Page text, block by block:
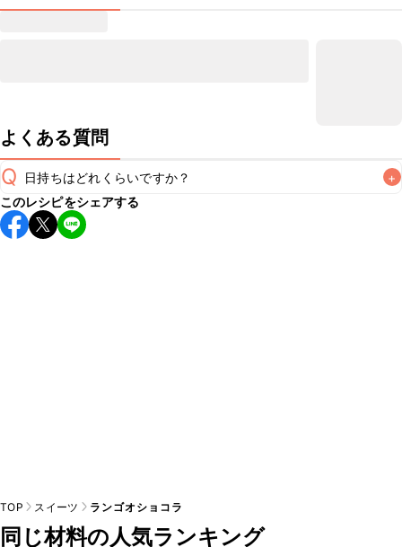
よくある質問
Q 日持ちはどれくらいですか？ +
保存期間は冷蔵で翌日中が目安です。なるべくお早めにお召
し上がりください。
このレシピをシェアする
TOP スイーツ ランゴオショコラ
同じ材料の人気ランキング